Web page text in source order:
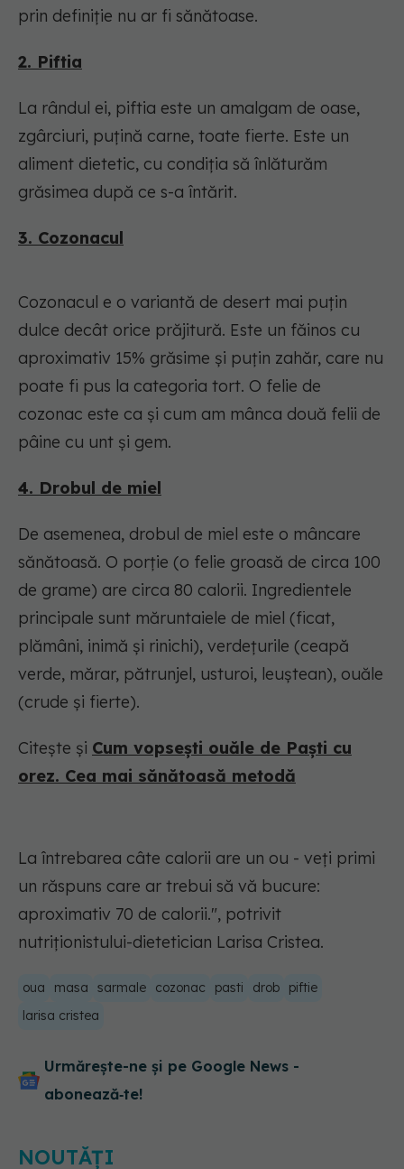
prin definiţie nu ar fi sănătoase.
2. Piftia
La rândul ei, piftia este un amalgam de oase,
zgârciuri, puţină carne, toate fierte. Este un
aliment dietetic, cu condiţia să înlăturăm
grăsimea după ce s-a întărit.
3. Cozonacul
Cozonacul e o variantă de desert mai puţin
dulce decât orice prăjitură. Este un făinos cu
aproximativ 15% grăsime şi puţin zahăr, care nu
poate fi pus la categoria tort. O felie de
cozonac este ca şi cum am mânca două felii de
pâine cu unt şi gem.
4. Drobul de miel
De asemenea, drobul de miel este o mâncare
sănătoasă. O porție (o felie groasă de circa 100
de grame) are circa 80 calorii. Ingredientele
principale sunt măruntaiele de miel (ficat,
plămâni, inimă şi rinichi), verdeţurile (ceapă
verde, mărar, pătrunjel, usturoi, leuştean), ouăle
(crude şi fierte).
Citește și Cum vopsești ouăle de Paști cu
orez. Cea mai sănătoasă metodă
La întrebarea câte calorii are un ou - veți primi
un răspuns care ar trebui să vă bucure:
aproximativ 70 de calorii.", potrivit
nutriționistului-dietetician Larisa Cristea.
oua masa sarmale cozonac pasti drob
piftie
larisa cristea
Urmărește-ne și pe Google News -
abonează‑te!
NOUTĂȚI